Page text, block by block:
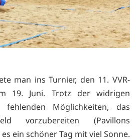
man ins Turnier, den 11. VVR-
19. Juni. Trotz der widrigen
Möglichkeiten, das
vorzubereiten (Pavillons
ein schöner Tag mit viel Sonne.